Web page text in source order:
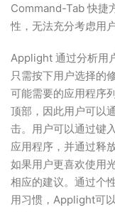
Command-Tab 快捷
性，无法充分考虑用
Applight 通过分析用
只需按下用户选择的
可能需要的应用程序
顶部，因此用户可以
击。用户可以通过键
应用程序，并通过释
如果用户更喜欢使用
相应的建议。通过个
用习惯，Applight可